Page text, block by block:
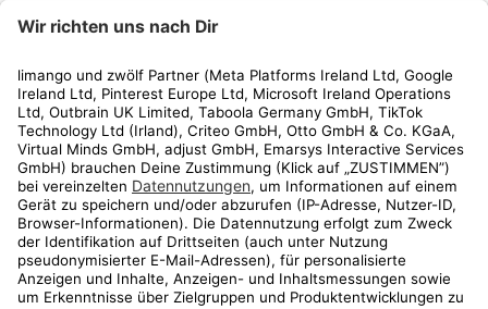
Kundenservice
Shop
Aktionen
Travel